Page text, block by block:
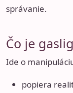
správanie.
Čo je
Ide o
popiera